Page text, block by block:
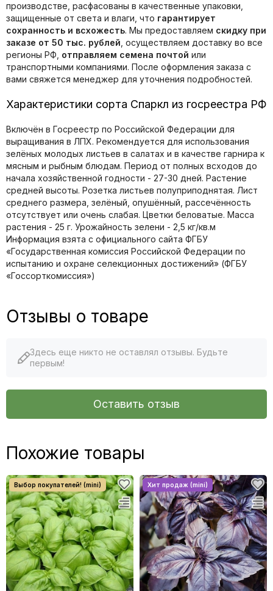
производстве, расфасованы в качественные упаковки,
защищенные от света и влаги, что гарантирует
сохранность и всхожесть. Мы предоставляем скидку при
заказе от 50 тыс. рублей , осуществляем доставку во все
регионы РФ, отправляем семена почтой или
транспортными компаниями. После оформления заказа с
вами свяжется менеджер для уточнения подробностей.
Характеристики сорта Спаркл из госреестра РФ
Включён в Госреестр по Российской Федерации для
выращивания в ЛПХ. Рекомендуется для использования
зелёных молодых листьев в салатах и в качестве гарнира к
мясным и рыбным блюдам. Период от полных всходов до
начала хозяйственной годности - 27-30 дней. Растение
средней высоты. Розетка листьев полуприподнятая. Лист
среднего размера, зелёный, опушённый, рассечённость
отсутствует или очень слабая. Цветки беловатые. Масса
растения - 25 г. Урожайность зелени - 2,5 кг/кв.м
Информация взята с официального сайта ФГБУ
«Государственная комиссия Российской Федерации по
иcпытанию и охране селекционных достижений» (ФГБУ
«Госсорткомиссия»)
Отзывы о товаре
Здесь еще никто не оставлял отзывы. Будьте
первым!
Оставить отзыв
Похожие товары